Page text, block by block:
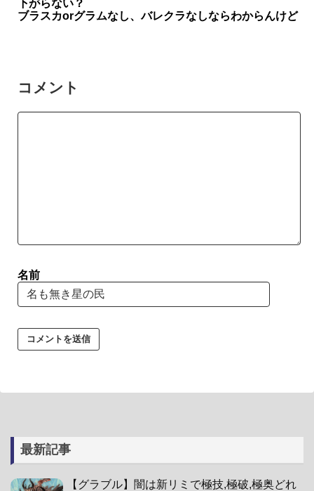
下がらない？
ブラスカorグラムなし、バレクラなしならわからんけど
コメント
名前
最新記事
【グラブル】闇は新リミで極技,極破,極奥どれ